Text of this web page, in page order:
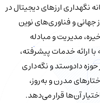
ارزهای دیجیتال در
جهانی و فناوری‌های نوین
مدیریت و مبادله
ارائه خدمات پیشرفته،
دادوستد و نگه‌داری
مدرن و به‌روز،
آن‌ها قرار می‌دهد.